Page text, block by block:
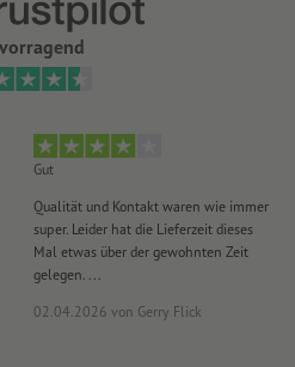
Gut
Qualität und Kontakt waren wie immer
super. Leider hat die Lieferzeit dieses
Mal etwas über der gewohnten Zeit
gelegen. ...
02.04.2026 von Gerry Flick